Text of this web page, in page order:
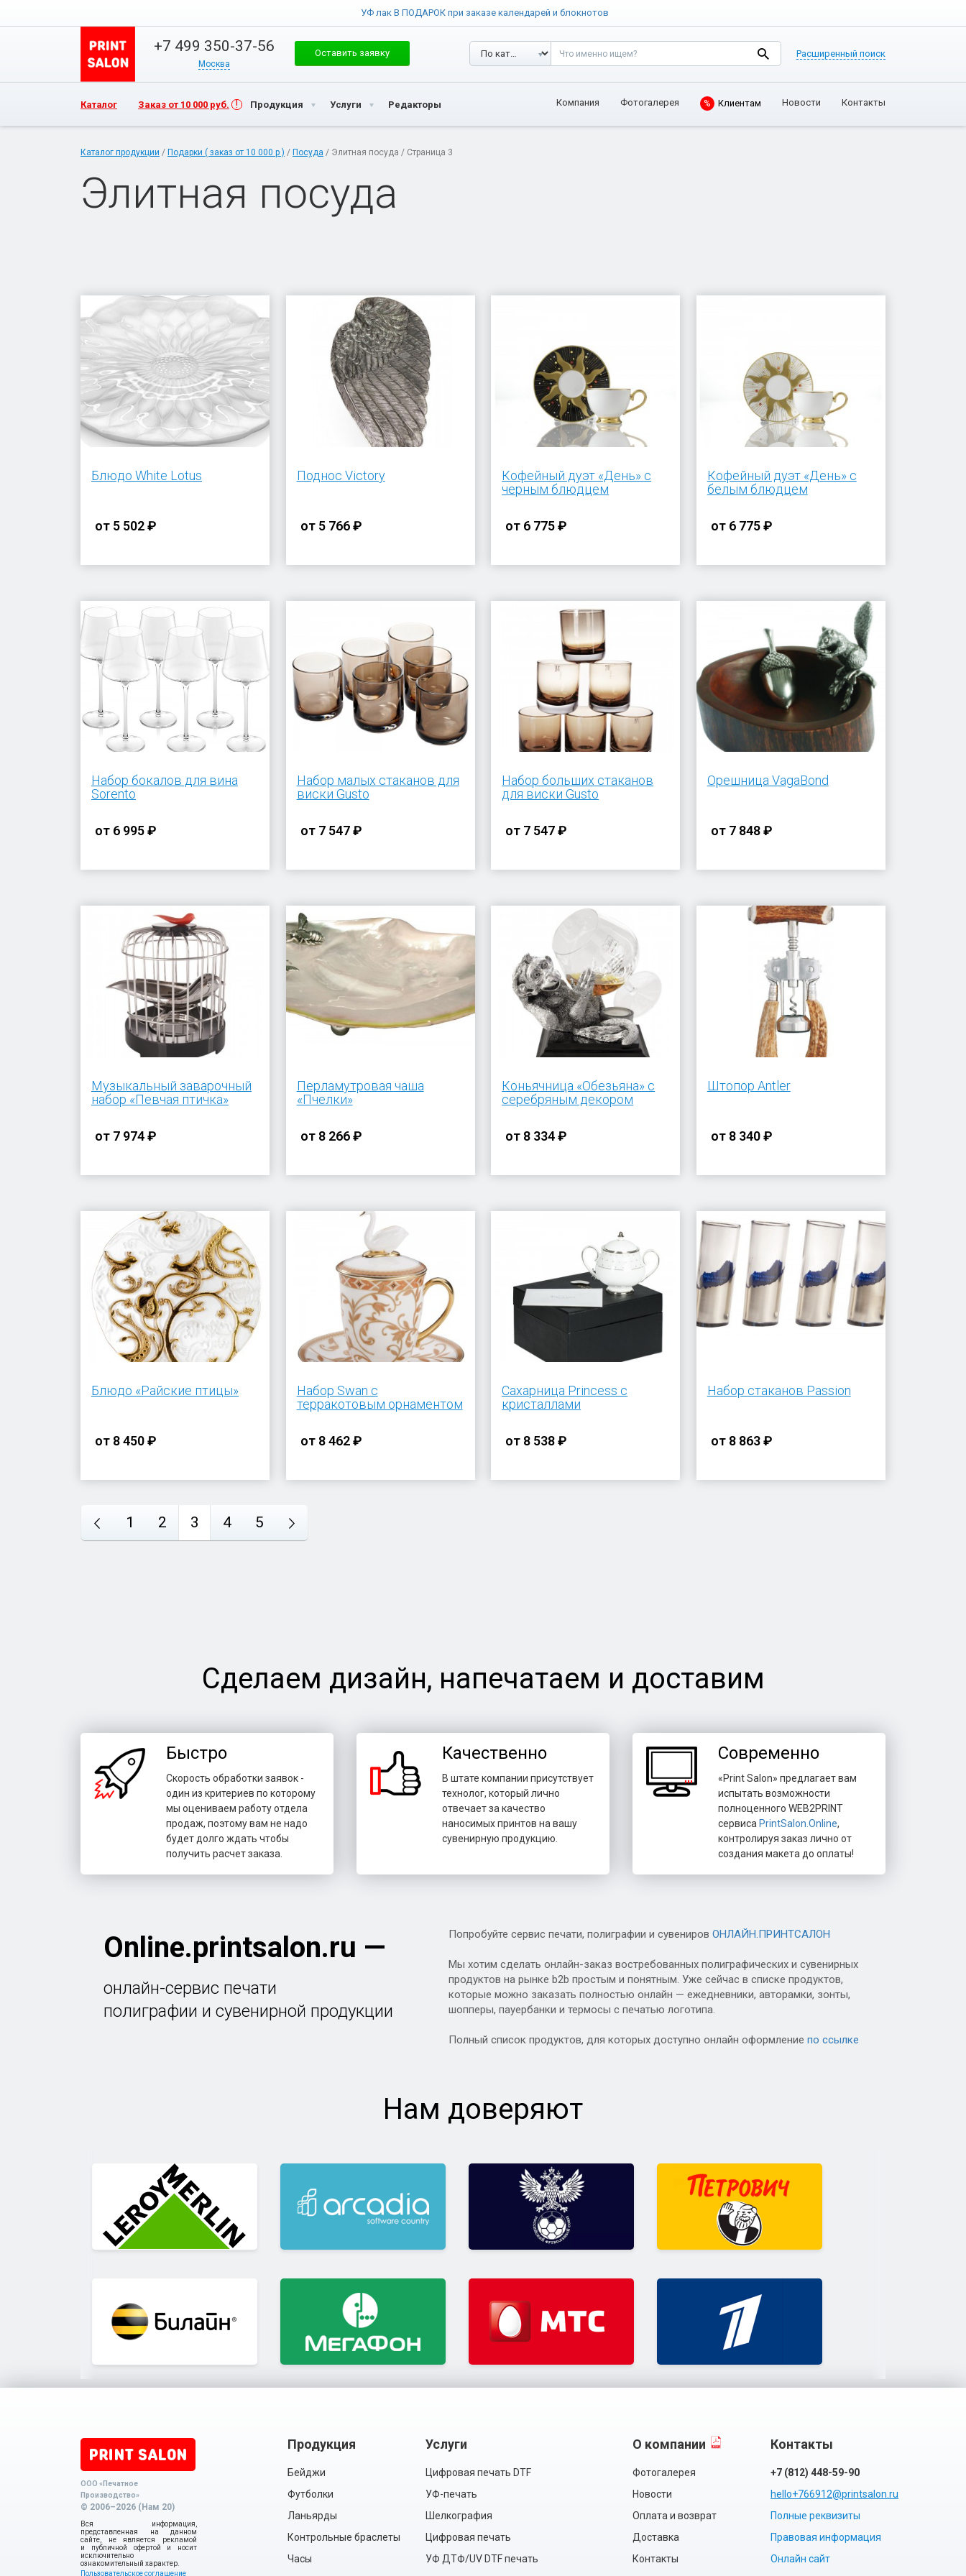
УФ лак В ПОДАРОК при заказе календарей и блокнотов
+7 499 350-37-56
Москва
Оставить заявку Расширенный поиск
Каталог Заказ от 10 000 руб. Продукция Услуги Редакторы Компания Фотогалерея % Клиентам Новости Контакты
Каталог продукции / Подарки ( заказ от 10 000 р ) / Посуда / Элитная посуда / Страница 3
Элитная посуда
Блюдо White Lotus
от 5 502 ₽
Поднос Victory
от 5 766 ₽
Кофейный дуэт «День» с
черным блюдцем
от 6 775 ₽
Кофейный дуэт «День» с
белым блюдцем
от 6 775 ₽
Набор бокалов для вина
Sorento
от 6 995 ₽
Набор малых стаканов для
виски Gusto
от 7 547 ₽
Набор больших стаканов
для виски Gusto
от 7 547 ₽
Орешница VagaBond
от 7 848 ₽
Музыкальный заварочный
набор «Певчая птичка»
от 7 974 ₽
Перламутровая чаша
«Пчелки»
от 8 266 ₽
Коньячница «Обезьяна» с
серебряным декором
от 8 334 ₽
Штопор Antler
от 8 340 ₽
Блюдо «Райские птицы»
от 8 450 ₽
Набор Swan с
терракотовым орнаментом
от 8 462 ₽
Сахарница Princess с
кристаллами
от 8 538 ₽
Набор стаканов Passion
от 8 863 ₽
1 2 3 4 5
Сделаем дизайн, напечатаем и доставим
Быстро
Скорость обработки заявок -
один из критериев по которому
мы оцениваем работу отдела
продаж, поэтому вам не надо
будет долго ждать чтобы
получить расчет заказа.
Качественно
В штате компании присутствует
технолог, который лично
отвечает за качество
наносимых принтов на вашу
сувенирную продукцию.
Современно
«Print Salon» предлагает вам
испытать возможности
полноценного WEB2PRINT
сервиса PrintSalon.Online,
контролируя заказ лично от
создания макета до оплаты!
Online.printsalon.ru —
онлайн-сервис печати
полиграфии и сувенирной продукции
Попробуйте сервис печати, полиграфии и сувениров ОНЛАЙН.ПРИНТСАЛОН
Мы хотим сделать онлайн-заказ востребованных полиграфических и сувенирных
продуктов на рынке b2b простым и понятным. Уже сейчас в списке продуктов,
которые можно заказать полностью онлайн — ежедневники, авторамки, зонты,
шопперы, пауербанки и термосы с печатью логотипа.
Полный список продуктов, для которых доступно онлайн оформление по ссылке
Нам доверяют
ООО «Печатное
Производство»
© 2006–2026 (Нам 20)
Вся информация,
представленная на данном
сайте, не является рекламой
и публичной офертой и носит
исключительно
ознакомительный характер.
Пользовательское соглашение
Продукция
Бейджи
Футболки
Ланьярды
Контрольные браслеты
Часы
Услуги
Цифровая печать DTF
УФ-печать
Шелкография
Цифровая печать
УФ ДТФ/UV DTF печать
О компании
Фотогалерея
Новости
Оплата и возврат
Доставка
Контакты
Контакты
+7 (812) 448-59-90
hello+766912@printsalon.ru
Полные реквизиты
Правовая информация
Онлайн сайт